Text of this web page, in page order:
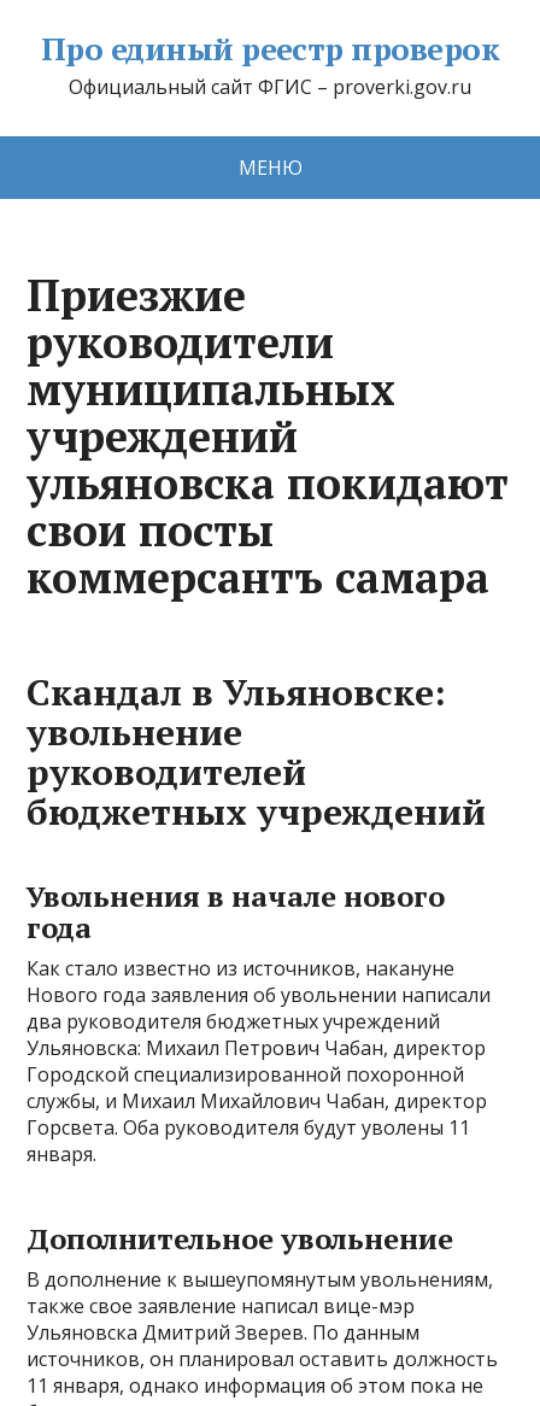
Про единый реестр проверок
Официальный сайт ФГИС – proverki.gov.ru
МЕНЮ
Приезжие
руководители
муниципальных
учреждений
ульяновска покидают
свои посты
коммерсантъ самара
Скандал в Ульяновске:
увольнение
руководителей
бюджетных учреждений
Увольнения в начале нового
года
Как стало известно из источников, накануне
Нового года заявления об увольнении написали
два руководителя бюджетных учреждений
Ульяновска: Михаил Петрович Чабан, директор
Городской специализированной похоронной
службы, и Михаил Михайлович Чабан, директор
Горсвета. Оба руководителя будут уволены 11
января.
Дополнительное увольнение
В дополнение к вышеупомянутым увольнениям,
также свое заявление написал вице-мэр
Ульяновска Дмитрий Зверев. По данным
источников, он планировал оставить должность
11 января, однако информация об этом пока не